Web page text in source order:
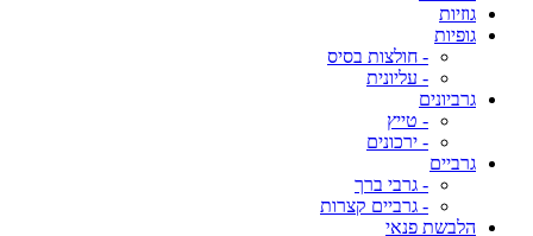
גוזיות
גופיות
- חולצות בסיס
- עליונית
גרביונים
- טייץ
- ירכונים
גרביים
- גרבי ברך
- גרביים קצרות
הלבשת פנאי